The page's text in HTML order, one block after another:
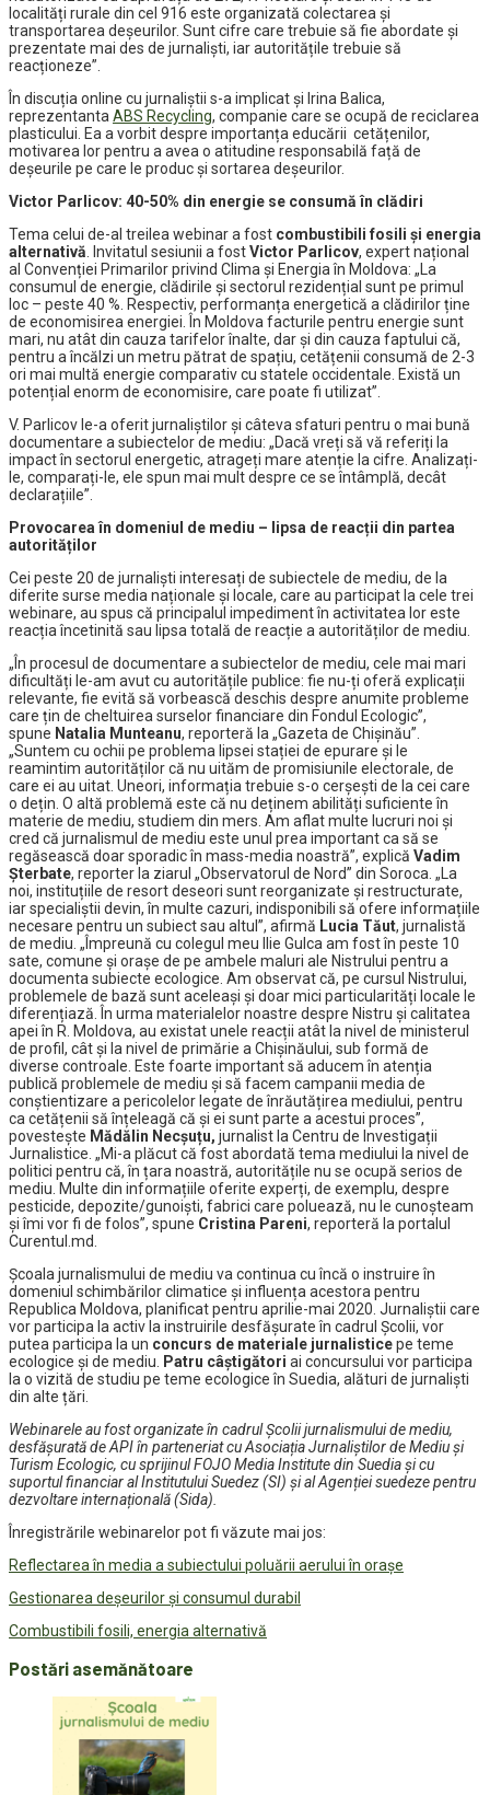
localități rurale din cel 916 este organizată colectarea și
transportarea deșeurilor. Sunt cifre care trebuie să fie abordate și
prezentate mai des de jurnaliști, iar autoritățile trebuie să
reacționeze”.
În discuția online cu jurnaliștii s-a implicat și Irina Balica,
reprezentanta ABS Recycling, companie care se ocupă de reciclarea
plasticului. Ea a vorbit despre importanța educării cetățenilor,
motivarea lor pentru a avea o atitudine responsabilă față de
deșeurile pe care le produc și sortarea deșeurilor.
Victor Parlicov: 40-50% din energie se consumă în clădiri
Tema celui de-al treilea webinar a fost combustibili fosili și energia
alternativă . Invitatul sesiunii a fostVictor Parlicov, expert național
al Convenției Primarilor privind Clima și Energia în Moldova: „La
consumul de energie, clădirile și sectorul rezidențial sunt pe primul
loc – peste 40 %. Respectiv, performanța energetică a clădirilor ține
de economisirea energiei. În Moldova facturile pentru energie sunt
mari, nu atât din cauza tarifelor înalte, dar și din cauza faptului că,
pentru a încălzi un metru pătrat de spațiu, cetățenii consumă de 2-3
ori mai multă energie comparativ cu statele occidentale. Există un
potențial enorm de economisire, care poate fi utilizat”.
V. Parlicov le-a oferit jurnaliștilor și câteva sfaturi pentru o mai bună
documentare a subiectelor de mediu: „Dacă vreți să vă referiți la
impact în sectorul energetic, atrageți mare atenție la cifre. Analizați-
le, comparați-le, ele spun mai mult despre ce se întâmplă, decât
declarațiile”.
Provocarea în domeniul de mediu – lipsa de reacții din partea
autorităților
Cei peste 20 de jurnaliști interesați de subiectele de mediu, de la
diferite surse media naționale și locale, care au participat la cele trei
webinare, au spus că principalul impediment în activitatea lor este
reacția încetinită sau lipsa totală de reacție a autorităților de mediu.
„În procesul de documentare a subiectelor de mediu, cele mai mari
dificultăți le-am avut cu autoritățile publice: fie nu-ți oferă explicații
relevante, fie evită să vorbească deschis despre anumite probleme
care țin de cheltuirea surselor financiare din Fondul Ecologic”,
spune Natalia Munteanu, reporteră la „Gazeta de Chișinău”.
„Suntem cu ochii pe problema lipsei stației de epurare și le
reamintim autorităților că nu uităm de promisiunile electorale, de
care ei au uitat. Uneori, informația trebuie s-o cerșești de la cei care
o dețin. O altă problemă este că nu deținem abilități suficiente în
materie de mediu, studiem din mers. Am aflat multe lucruri noi și
cred că jurnalismul de mediu este unul prea important ca să se
regăsească doar sporadic în mass-media noastră”, explică Vadim
Șterbate, reporter la ziarul „Observatorul de Nord” din Soroca. „La
noi, instituțiile de resort deseori sunt reorganizate și restructurate,
iar specialiștii devin, în multe cazuri, indisponibili să ofere informațiile
necesare pentru un subiect sau altul”, afirmă Lucia Tăut, jurnalistă
de mediu. „Împreună cu colegul meu Ilie Gulca am fost în peste 10
sate, comune și orașe de pe ambele maluri ale Nistrului pentru a
documenta subiecte ecologice. Am observat că, pe cursul Nistrului,
problemele de bază sunt aceleași și doar mici particularități locale le
diferențiază. În urma materialelor noastre despre Nistru și calitatea
apei în R. Moldova, au existat unele reacții atât la nivel de ministerul
de profil, cât și la nivel de primărie a Chișinăului, sub formă de
diverse controale. Este foarte important să aducem în atenția
publică problemele de mediu și să facem campanii media de
conștientizare a pericolelor legate de înrăutățirea mediului, pentru
ca cetățenii să înțeleagă că și ei sunt parte a acestui proces”,
povestește Mădălin Necșuțu, jurnalist la Centru de Investigații
Jurnalistice. „Mi-a plăcut că fost abordată tema mediului la nivel de
politici pentru că, în țara noastră, autoritățile nu se ocupă serios de
mediu. Multe din informațiile oferite experți, de exemplu, despre
pesticide, depozite/gunoiști, fabrici care poluează, nu le cunoșteam
și îmi vor fi de folos”, spune Cristina Pareni, reporteră la portalul
Curentul.md.
Şcoala jurnalismului de mediu va continua cu încă o instruire în
domeniul schimbărilor climatice și influența acestora pentru
Republica Moldova, planificat pentru aprilie-mai 2020. Jurnaliştii care
vor participa la activ la instruirile desfășurate în cadrul Școlii, vor
putea participa la un concurs de materiale jurnalisticepe teme
ecologice şi de mediu.
Patru câștigători ai concursului vor participa
la o vizită de studiu pe teme ecologice în Suedia, alături de jurnaliști
din alte țări.
Webinarele au fost organizate în cadrul Școlii jurnalismului de mediu,
desfășurată de API în parteneriat cu Asociația Jurnaliștilor de Mediu și
Turism Ecologic, cu sprijinul FOJO Media Institute din Suedia și cu
suportul financiar al Institutului Suedez (SI) și al Agenției suedeze pentru
dezvoltare internațională (Sida).
Înregistrările webinarelor pot fi văzute mai jos:
Reflectarea în media a subiectului poluării aerului în oraşe
Gestionarea deșeurilor și consumul durabil
Combustibili fosili, energia alternativă
Postări asemănătoare